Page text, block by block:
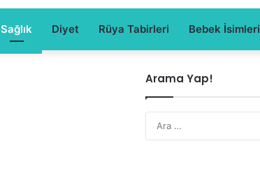
Sağlık Diyet Rüya Tabirleri Bebek İsimleri
Arama Yap!